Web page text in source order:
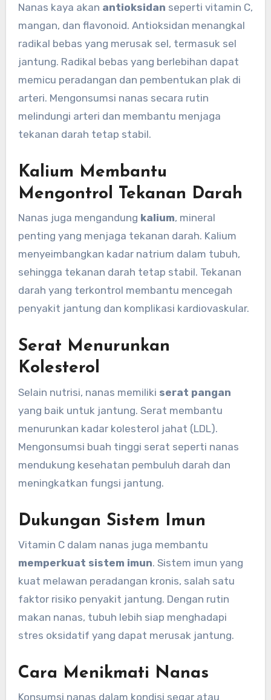
Nanas kaya akan antioksidan seperti vitamin C,
mangan, dan flavonoid. Antioksidan menangkal
radikal bebas yang merusak sel, termasuk sel
jantung. Radikal bebas yang berlebihan dapat
memicu peradangan dan pembentukan plak di
arteri. Mengonsumsi nanas secara rutin
melindungi arteri dan membantu menjaga
tekanan darah tetap stabil.
Kalium Membantu
Mengontrol Tekanan Darah
Nanas juga mengandung kalium, mineral
penting yang menjaga tekanan darah. Kalium
menyeimbangkan kadar natrium dalam tubuh,
sehingga tekanan darah tetap stabil. Tekanan
darah yang terkontrol membantu mencegah
penyakit jantung dan komplikasi kardiovaskular.
Serat Menurunkan
Kolesterol
Selain nutrisi, nanas memiliki serat pangan
yang baik untuk jantung. Serat membantu
menurunkan kadar kolesterol jahat (LDL).
Mengonsumsi buah tinggi serat seperti nanas
mendukung kesehatan pembuluh darah dan
meningkatkan fungsi jantung.
Dukungan Sistem Imun
Vitamin C dalam nanas juga membantu
memperkuat sistem imun. Sistem imun yang
kuat melawan peradangan kronis, salah satu
faktor risiko penyakit jantung. Dengan rutin
makan nanas, tubuh lebih siap menghadapi
stres oksidatif yang dapat merusak jantung.
Cara Menikmati Nanas
Konsumsi nanas dalam kondisi segar atau